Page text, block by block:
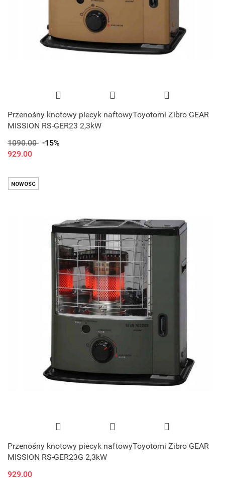
Przenośny knotowy piecyk naftowyToyotomi Zibro GEAR
MISSION RS-GER23 2,3kW
1090.00 -15%
929.00
NOWOŚĆ
Przenośny knotowy piecyk naftowyToyotomi Zibro GEAR
MISSION RS-GER23G 2,3kW
929.00